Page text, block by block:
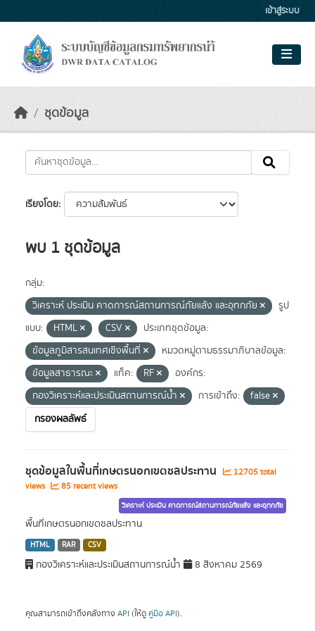
เข้าสู่ระบบ
ชุดข้อมูล
เรียงโดย
พบ 1 ชุดข้อมูล
กลุ่ม:
วิเคราะห์ ประเมิน คาดการณ์สถานการณ์ภัยแล้ง และอุทกภัย
รูป
แบบ:
HTML CSV
ประเภทชุดข้อมูล:
ข้อมูลภูมิสารสนเทศเชิงพื้นที่
หมวดหมู่ตามธรรมาภิบาลข้อมูล:
ข้อมูลสาธารณะ
แท็ค: RF
องค์กร:
กองวิเคราะห์และประเมินสถานการณ์น้ำ
การเข้าถึง:
false
กรองผลลัพธ์
ชุดข้อมูลในพื้นที่เกษตรนอกเขตชลประทาน
12705 total
views
85 recent views
วิเคราะห์ ประเมิน คาดการณ์สถานการณ์ภัยแล้ง และอุทกภัย
พื้นที่เกษตรนอกเขตชลประทาน
HTML RAR CSV
กองวิเคราะห์และประเมินสถานการณ์น้ำ 8 สิงหาคม 2569
คุณสามารถเข้าถึงคลังทาง API (ให้ดู คู่มือ API).